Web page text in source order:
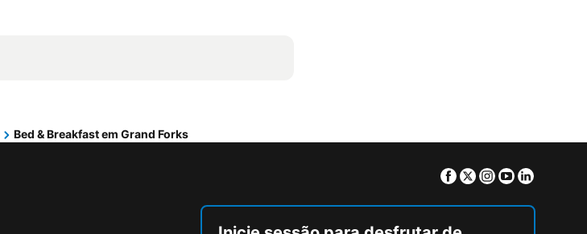
Bed & Breakfast em Grand Forks
Facebook
TwitterInstagram
Youtube